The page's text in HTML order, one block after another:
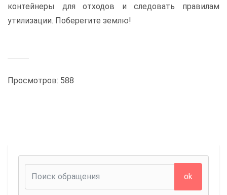
контейнеры для отходов и следовать правилам
утилизации. Поберегите землю!
Просмотров: 588
ok